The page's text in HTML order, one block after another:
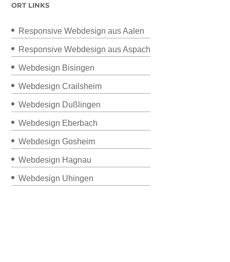
ORT LINKS
Responsive Webdesign aus Aalen
Responsive Webdesign aus Aspach
Webdesign Bisingen
Webdesign Crailsheim
Webdesign Dußlingen
Webdesign Eberbach
Webdesign Gosheim
Webdesign Hagnau
Webdesign Uhingen